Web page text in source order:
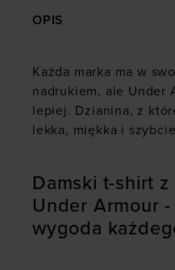
OPIS
Każda marka ma w
nadrukiem, ale Under
lepiej. Dzianina, z
lekka, miękka i
Damski t-shirt
Under Armour
wygoda